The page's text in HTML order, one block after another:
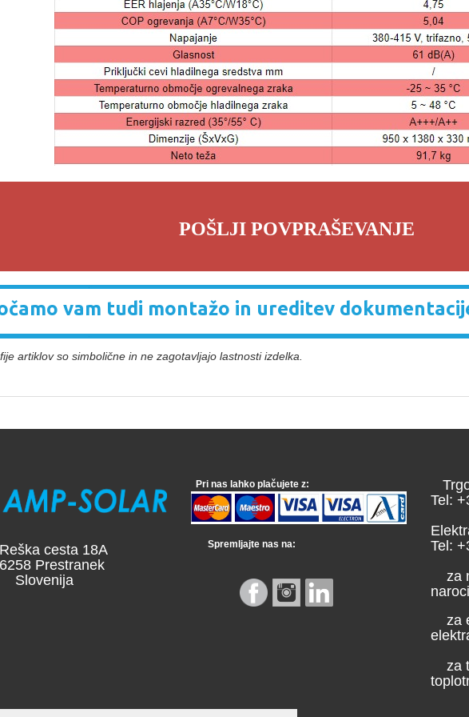
POŠLJI POVPRAŠEVANJE
vam tudi montažo in ureditev
artiklov so simbolične in ne zagotavljajo lastnosti izdelka.
cesta 18A
Prestranek
Pri nas lahko plačujete z:
Spremljajte nas na:
Tel:
Tel:
za
za
za